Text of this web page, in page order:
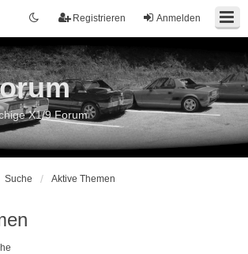
Anmelden
Registrieren
X1/9 Forum
Suche Aktive Themen